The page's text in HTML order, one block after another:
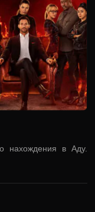
нахождения в Аду.